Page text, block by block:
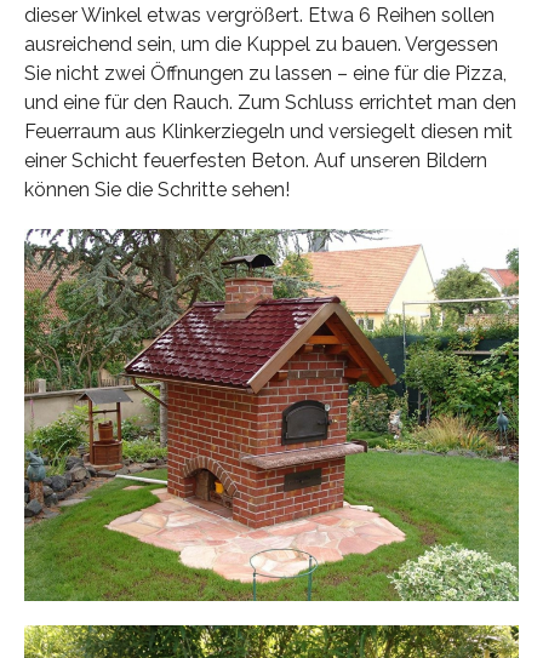
dieser Winkel etwas vergrößert. Etwa 6 Reihen sollen
ausreichend sein, um die Kuppel zu bauen. Vergessen
Sie nicht zwei Öffnungen zu lassen – eine für die Pizza,
und eine für den Rauch. Zum Schluss errichtet man den
Feuerraum aus Klinkerziegeln und versiegelt diesen mit
einer Schicht feuerfesten Beton. Auf unseren Bildern
können Sie die Schritte sehen!